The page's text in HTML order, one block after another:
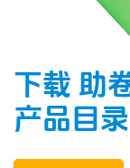
下载 助
产品目录